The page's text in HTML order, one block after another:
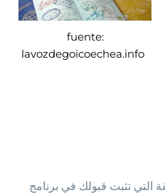
fuente:
lavozdegoicoechea.info
التي تثبت قبولك في برنامج